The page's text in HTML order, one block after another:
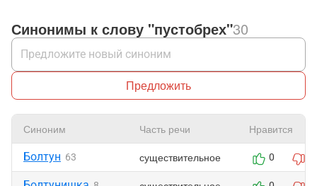
Синонимы к слову "пустобрех"30
Предложить
Синоним Часть речи Нравится
Болтун 63 существительное 0